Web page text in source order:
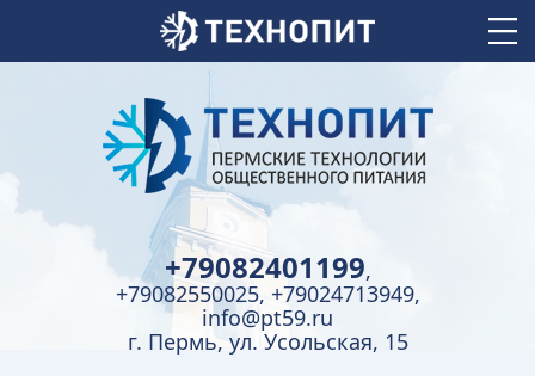
+79082401199,
+79082550025, +79024713949,
info@pt59.ru
г. Пермь, ул. Усольская, 15